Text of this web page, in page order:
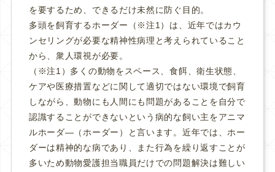
を要するため、できるだけ未然に防ぐ目的。
多頭を飼育するホーダー（※注1）は、近年ではカウ
ンセリングが必要な精神性病理と考えられていること
から、衆人環視が必要。
（※注1）多くの動物をスペース、食餌、衛生状態、
ケアや医療措置などに関して適切ではない環境で飼育
しながら、動物にも人間にも問題があることを自分で
認識することができないという病的な飼い主をアニマ
ルホーダ―（ホーダー）と言います。近年では、ホー
ダーは精神的な病であり、また行為を繰り返すことが
多いため動物愛護担当職員だけでの問題解決は難しい